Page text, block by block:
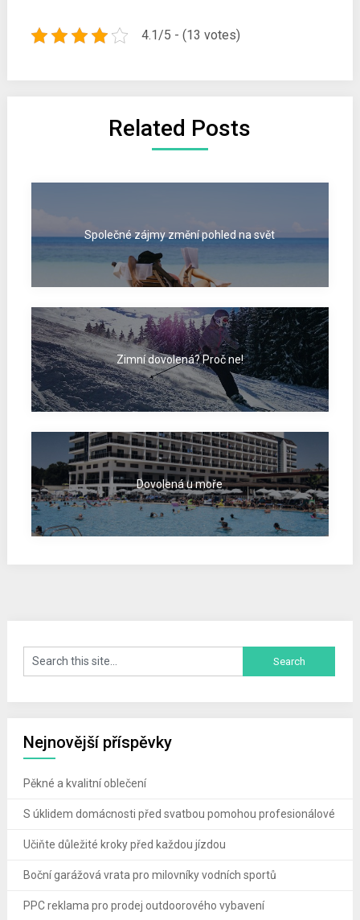
4.1/5 - (13 votes)
Related Posts
Společné zájmy změní pohled na svět
Zimní dovolená? Proč ne!
Dovolená u moře
Nejnovější příspěvky
Pěkné a kvalitní oblečení
S úklidem domácnosti před svatbou pomohou profesionálové
Učiňte důležité kroky před každou jízdou
Boční garážová vrata pro milovníky vodních sportů
PPC reklama pro prodej outdoorového vybavení